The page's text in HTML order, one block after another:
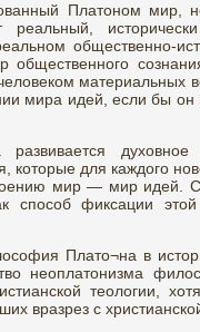
Платоном мир,
общественно-
мира идей, если бы он
духовное
для каждого
мир — мир идей.
способ фиксации
Плато¬на в
неоплатонизма
теологии,
вразрез с